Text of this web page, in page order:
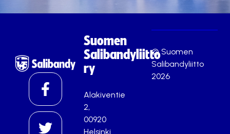
Suomen
Salibandyliitto
ry
Alakiventie
2,
00920
Helsinki
© Suomen
Salibandyliitto
2026